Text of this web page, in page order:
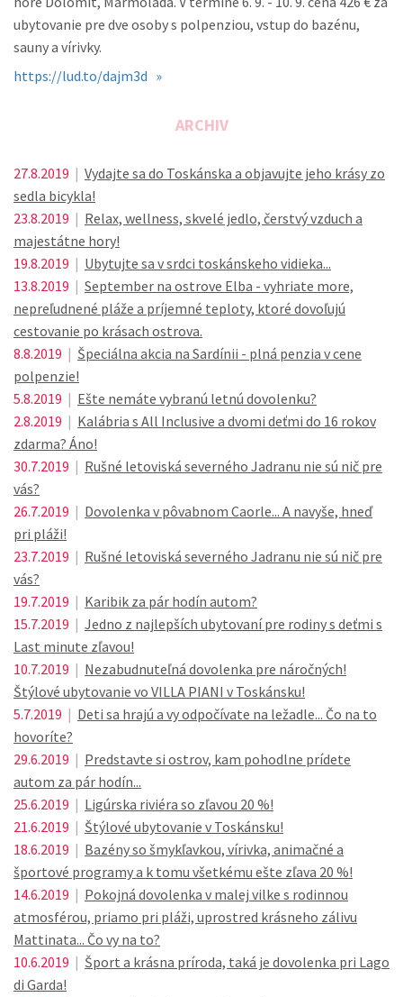
ubytovanie pre dve osoby s polpenziou, vstup do bazénu,
sauny a vírivky.
https://lud.to/dajm3d »
ARCHIV
27.8.2019 | Vydajte sa do Toskánska a objavujte jeho krásy zo
sedla bicykla!
23.8.2019 | Relax, wellness, skvelé jedlo, čerstvý vzduch a
majestátne hory!
19.8.2019 | Ubytujte sa v srdci toskánskeho vidieka...
13.8.2019 | September na ostrove Elba - vyhriate more,
nepreľudnené pláže a príjemné teploty, ktoré dovoľujú
cestovanie po krásach ostrova.
8.8.2019 | Špeciálna akcia na Sardínii - plná penzia v cene
polpenzie!
5.8.2019 | Ešte nemáte vybranú letnú dovolenku?
2.8.2019 | Kalábria s All Inclusive a dvomi deťmi do 16 rokov
zdarma? Áno!
30.7.2019 | Rušné letoviská severného Jadranu nie sú nič pre
vás?
26.7.2019 | Dovolenka v pôvabnom Caorle... A navyše, hneď
pri pláži!
23.7.2019 | Rušné letoviská severného Jadranu nie sú nič pre
vás?
19.7.2019 | Karibik za pár hodín autom?
15.7.2019 | Jedno z najlepších ubytovaní pre rodiny s deťmi s
Last minute zľavou!
10.7.2019 | Nezabudnuteľná dovolenka pre náročných!
Štýlové ubytovanie vo VILLA PIANI v Toskánsku!
5.7.2019 | Deti sa hrajú a vy odpočívate na ležadle... Čo na to
hovoríte?
29.6.2019 | Predstavte si ostrov, kam pohodlne prídete
autom za pár hodín...
25.6.2019 | Ligúrska riviéra so zľavou 20 %!
21.6.2019 | Štýlové ubytovanie v Toskánsku!
18.6.2019 | Bazény so šmykľavkou, vírivka, animačné a
športové programy a k tomu všetkému ešte zľava 20 %!
14.6.2019 | Pokojná dovolenka v malej vilke s rodinnou
atmosférou, priamo pri pláži, uprostred krásneho zálivu
Mattinata... Čo vy na to?
10.6.2019 | Šport a krásna príroda, taká je dovolenka pri Lago
di Garda!